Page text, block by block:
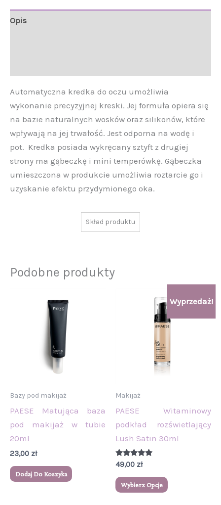
Opis
Automatyczna kredka do oczu umożliwia
wykonanie precyzyjnej kreski. Jej formuła opiera się
na bazie naturalnych wosków oraz silikonów, które
wpływają na jej trwałość. Jest odporna na wodę i
pot. Kredka posiada wykręcany sztyft z drugiej
strony ma gąbeczkę i mini temperówkę. Gąbeczka
umieszczona w produkcie umożliwia roztarcie go i
uzyskanie efektu przydymionego oka.
Skład produktu
Podobne produkty
Bazy pod makijaż
PAESE Matująca baza
pod makijaż w tubie
20ml
23,00 zł
Dodaj Do Koszyka
Wyprzedaż!
Makijaż
PAESE Witaminowy
podkład rozświetlający
Lush Satin 30ml
Oceniono
5.00
na 5
49,00 zł
Wybierz Opcje
produkt
ma
Opcje
na
stronie
produktu